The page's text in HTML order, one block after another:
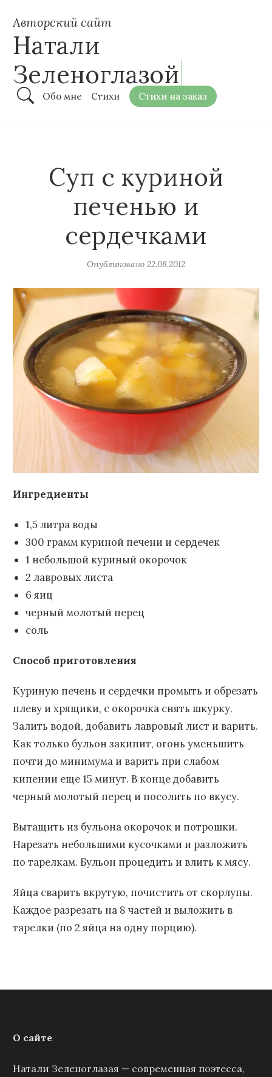
Авторский сайт
Натали
Зеленоглазой
Обо мне Стихи Стихи на заказ
Суп с куриной
печенью и
сердечками
Опубликовано 22.08.2012
Ингредиенты
1,5 литра воды
300 грамм куриной печени и сердечек
1 небольшой куриный окорочок
2 лавровых листа
6 яиц
черный молотый перец
соль
Способ приготовления
Куриную печень и сердечки промыть и обрезать
плеву и хрящики, с окорочка снять шкурку.
Залить водой, добавить лавровый лист и варить.
Как только бульон закипит, огонь уменьшить
почти до минимума и варить при слабом
кипении еще 15 минут. В конце добавить
черный молотый перец и посолить по вкусу.
Вытащить из бульона окорочок и потрошки.
Нарезать небольшими кусочками и разложить
по тарелкам. Бульон процедить и влить к мясу.
Яйца сварить вкрутую, почистить от скорлупы.
Каждое разрезать на 8 частей и выложить в
тарелки (по 2 яйца на одну порцию).
О сайте
Натали Зеленоглазая — современная поэтесса,